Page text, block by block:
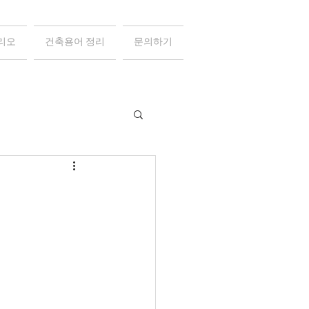
오 건축용어 정리 문의하기